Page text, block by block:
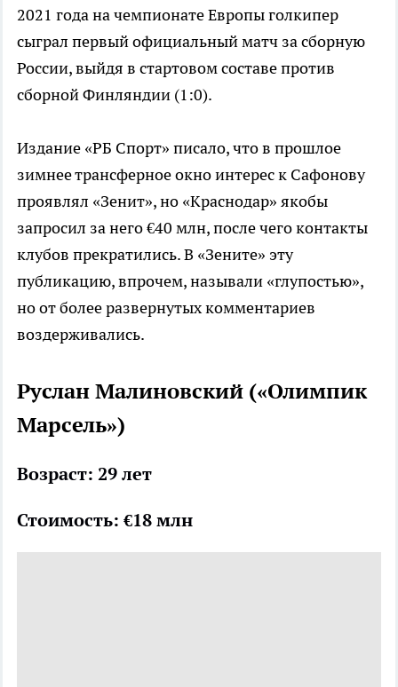
2021 года на чемпионате Европы голкипер
сыграл первый официальный матч за сборную
России, выйдя в стартовом составе против
сборной Финляндии (1:0).
Издание «РБ Спорт» писало, что в прошлое
зимнее трансферное окно интерес к Сафонову
проявлял «Зенит», но «Краснодар» якобы
запросил за него €40 млн, после чего контакты
клубов прекратились. В «Зените» эту
публикацию, впрочем, называли «глупостью»,
но от более развернутых комментариев
воздерживались.
Руслан Малиновский («Олимпик
Марсель»)
Возраст: 29 лет
Стоимость: €18 млн